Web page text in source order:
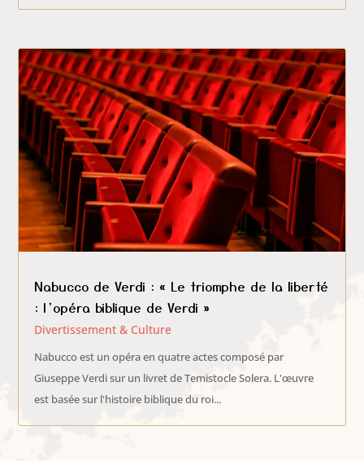
Nabucco de Verdi : « Le triomphe de la liberté
: l’opéra biblique de Verdi »
Divertissement & Culture
Nabucco est un opéra en quatre actes composé par
Giuseppe Verdi sur un livret de Temistocle Solera. L'œuvre
est basée sur l'histoire biblique du roi...